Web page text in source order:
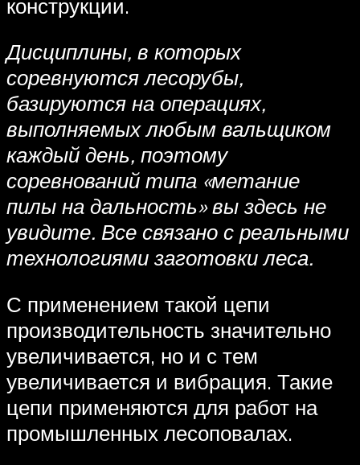
конструкции.
Дисциплины, в которых
соревнуются лесорубы,
базируются на операциях,
выполняемых любым вальщиком
каждый день, поэтому
соревнований типа «метание
пилы на дальность» вы здесь не
увидите. Все связано с реальными
технологиями заготовки леса.
С применением такой цепи
производительность значительно
увеличивается, но и с тем
увеличивается и вибрация. Такие
цепи применяются для работ на
промышленных лесоповалах.